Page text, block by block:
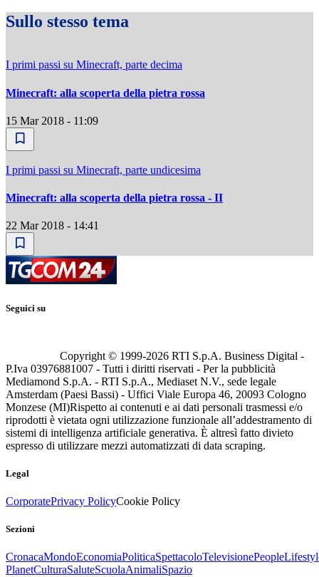
Sullo stesso tema
I primi passi su Minecraft, parte decima
Minecraft: alla scoperta della pietra rossa
15 Mar 2018 - 11:09
I primi passi su Minecraft, parte undicesima
Minecraft: alla scoperta della pietra rossa - II
22 Mar 2018 - 14:41
Seguici su
Copyright © 1999-2026 RTI S.p.A. Business Digital -
P.Iva 03976881007 - Tutti i diritti riservati - Per la pubblicità
Mediamond S.p.A. - RTI S.p.A., Mediaset N.V., sede legale
Amsterdam (Paesi Bassi) - Uffici Viale Europa 46, 20093 Cologno
Monzese (MI)Rispetto ai contenuti e ai dati personali trasmessi e/o
riprodotti è vietata ogni utilizzazione funzionale all’addestramento di
sistemi di intelligenza artificiale generativa. È altresì fatto divieto
espresso di utilizzare mezzi automatizzati di data scraping.
Legal
CorporatePrivacy PolicyCookie Policy
Sezioni
CronacaMondoEconomiaPoliticaSpettacoloTelevisionePeople
PlanetCulturaSaluteScuolaAnimaliSpazio